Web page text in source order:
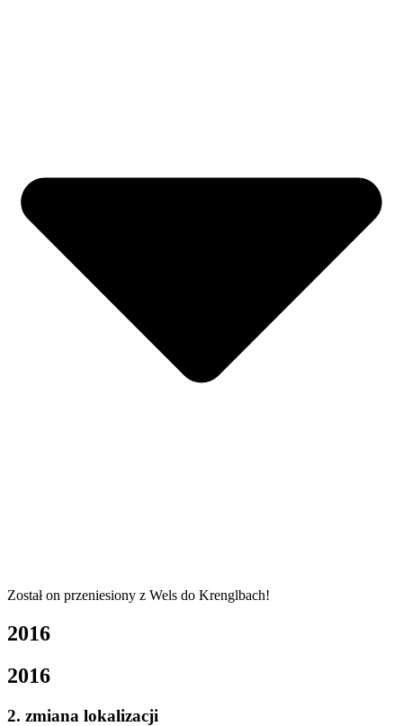
Został on przeniesiony z Wels do Krenglbach!
2016
2016
2. zmiana lokalizacji